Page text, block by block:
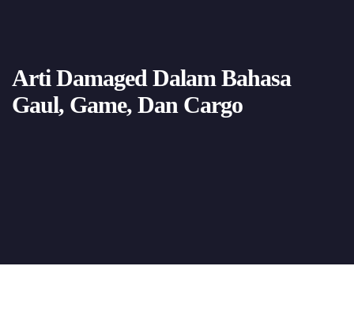
Arti Damaged Dalam Bahasa
Gaul, Game, Dan Cargo